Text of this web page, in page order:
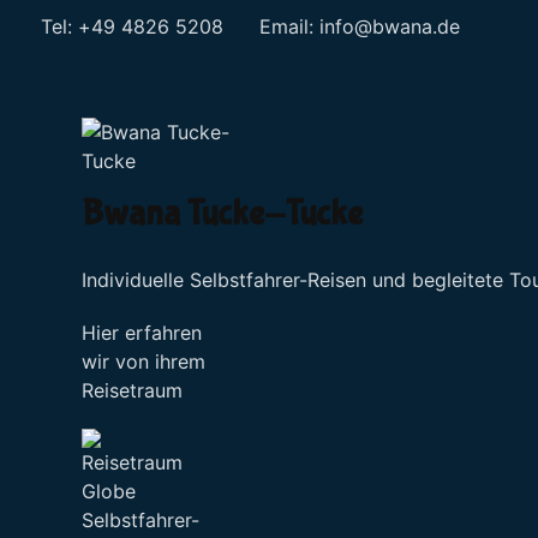
Tel: +49 4826 5208 Email: info@bwana.de
Bwana Tucke-Tucke
Individuelle Selbstfahrer-Reisen und begleitete
Hier erfahren
wir von ihrem
Reisetraum
Selbstfahrer-